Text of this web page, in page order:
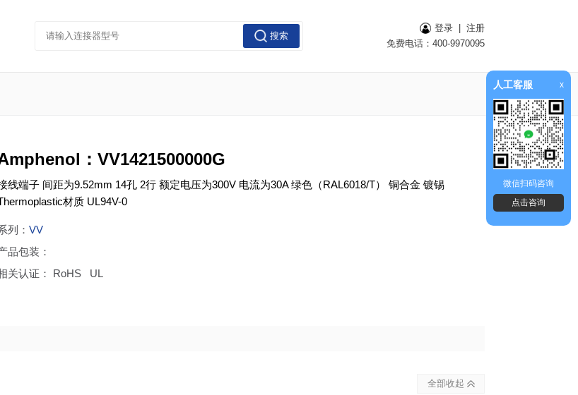
人工客服 x
微信扫码咨询
点击咨询
搜索
登录| 注册
免费电话：400-9970095
：VV1421500000G
线端子 间距为9.52mm 14孔 2行 额定电压为300V 电流为30A 绿色（RAL6018/T） 铜合金 镀锡
材质 UL94V-0
列： VV
品包装：
关认证： RoHS UL
全部收起